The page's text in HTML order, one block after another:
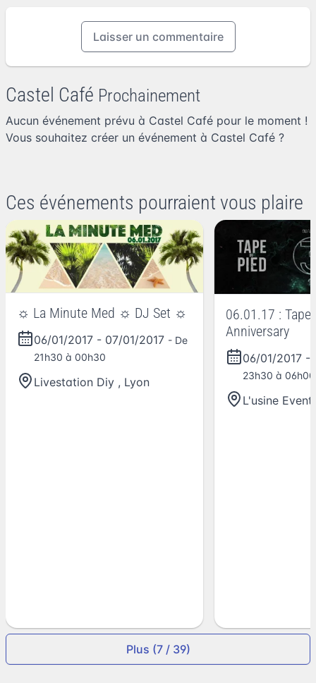
Laisser un commentaire
Castel Café Prochainement
Aucun événement prévu à Castel Café pour le moment !
Vous souhaitez créer un événement à Castel Café ?
Ces événements pourraient vous plaire
☼ La Minute Med ☼ DJ Set ☼
06/01/2017 - 07/01/2017 - De
21h30 à 00h30
Livestation Diy , Lyon
06.01.17 : Tape
Anniversary
06/01/2017 -
23h30 à 06h00
L'usine
Plus (7 / 39)